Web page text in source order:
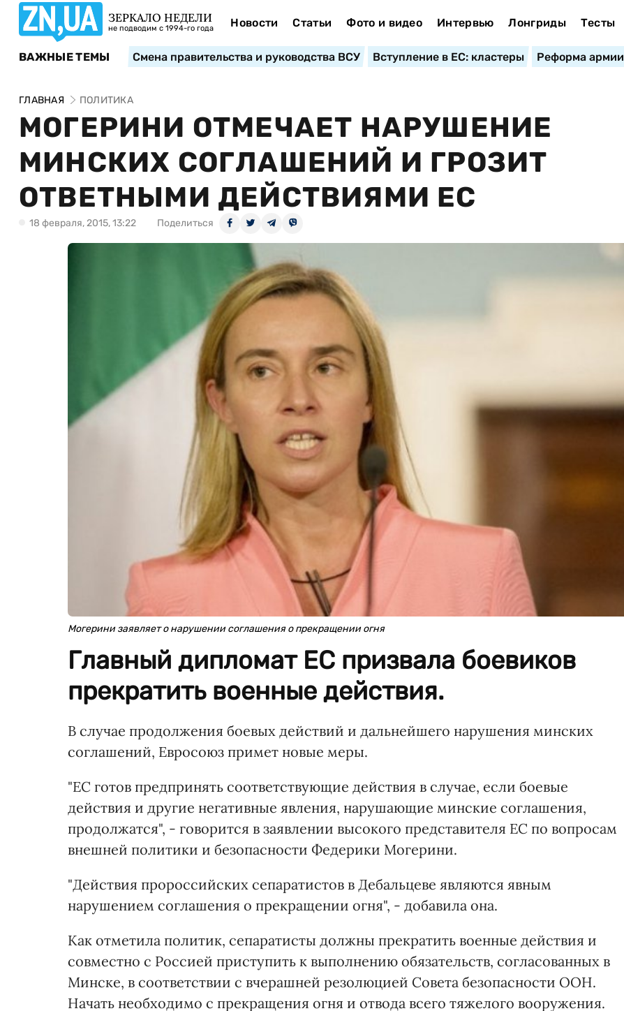
ЗЕРКАЛО НЕДЕЛИ
не подводим с 1994-го года Новости Статьи Фото и видео Интервью Лонгриды Тесты
ВАЖНЫЕ ТЕМЫ Смена правительства и руководства ВСУ Вступление в ЕС: кластеры Реформа армии
ГЛАВНАЯ ПОЛИТИКА
МОГЕРИНИ ОТМЕЧАЕТ НАРУШЕНИЕ
МИНСКИХ СОГЛАШЕНИЙ И ГРОЗИТ
ОТВЕТНЫМИ ДЕЙСТВИЯМИ ЕС
18 февраля, 2015, 13:22 Поделиться
Могерини заявляет о нарушении соглашения о прекращении огня
Главный дипломат ЕС призвала боевиков
прекратить военные действия.
В случае продолжения боевых действий и дальнейшего нарушения минских
соглашений, Евросоюз примет новые меры.
"ЕС готов предпринять соответствующие действия в случае, если боевые
действия и другие негативные явления, нарушающие минские соглашения,
продолжатся", - говорится в заявлении высокого представителя ЕС по вопросам
внешней политики и безопасности Федерики Могерини.
"Действия пророссийских сепаратистов в Дебальцеве являются явным
нарушением соглашения о прекращении огня", - добавила она.
Как отметила политик, сепаратисты должны прекратить военные действия и
совместно с Россией приступить к выполнению обязательств, согласованных в
Минске, в соответствии с вчерашней резолюцией Совета безопасности ООН.
Начать необходимо с прекращения огня и отвода всего тяжелого вооружения.